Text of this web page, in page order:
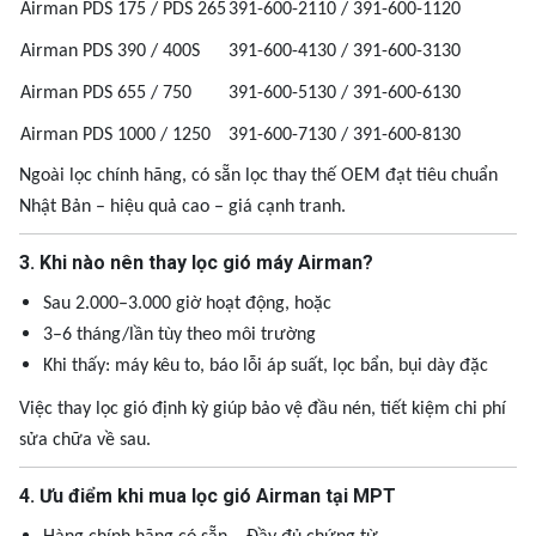
Airman PDS 175 / PDS 265391-600-2110 / 391-600-1120
Airman PDS 390 / 400S 391-600-4130 / 391-600-3130
Airman PDS 655 / 750 391-600-5130 / 391-600-6130
Airman PDS 1000 / 1250 391-600-7130 / 391-600-8130
Ngoài lọc chính hãng, có sẵn lọc thay thế OEM đạt tiêu chuẩn
Nhật Bản – hiệu quả cao – giá cạnh tranh.
3. Khi nào nên thay lọc gió máy Airman?
Sau 2.000–3.000 giờ hoạt động, hoặc
3–6 tháng/lần tùy theo môi trường
Khi thấy: máy kêu to, báo lỗi áp suất, lọc bẩn, bụi dày đặc
Việc thay lọc gió định kỳ giúp bảo vệ đầu nén, tiết kiệm chi phí
sửa chữa về sau.
4. Ưu điểm khi mua lọc gió Airman tại MPT